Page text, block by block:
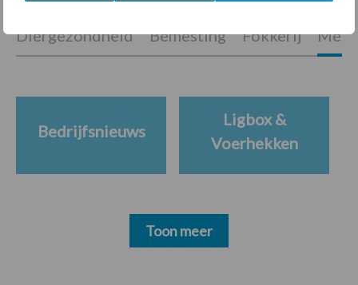
Diergezondheid Bemesting Fokkerij
Bedrijfsnieuws
Ligbox &
Voerhekken
Toon meer